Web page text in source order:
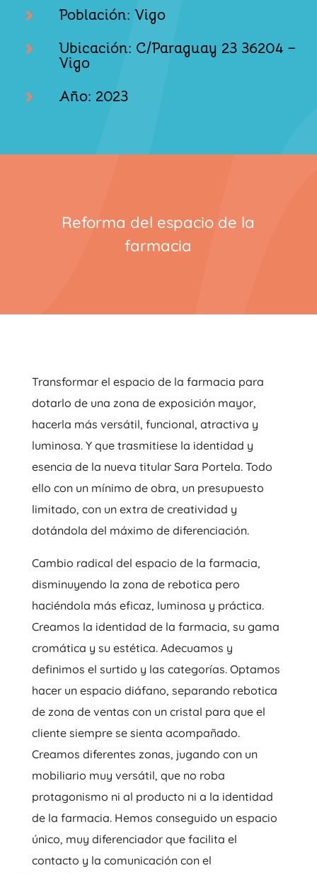
 Población: Vigo

Ubicación: C/Paraguay 23 36204 –
Vigo
 Año: 2023
Reforma del espacio de la
farmacia
Transformar el espacio de la farmacia para
dotarlo de una zona de exposición mayor,
hacerla más versátil, funcional, atractiva y
luminosa. Y que trasmitiese la identidad y
esencia de la nueva titular Sara Portela. Todo
ello con un mínimo de obra, un presupuesto
limitado, con un extra de creatividad y
dotándola del máximo de diferenciación.
Cambio radical del espacio de la farmacia,
disminuyendo la zona de rebotica pero
haciéndola más eficaz, luminosa y práctica.
Creamos la identidad de la farmacia, su gama
cromática y su estética. Adecuamos y
definimos el surtido y las categorías. Optamos
hacer un espacio diáfano, separando rebotica
de zona de ventas con un cristal para que el
cliente siempre se sienta acompañado.
Creamos diferentes zonas, jugando con un
mobiliario muy versátil, que no roba
protagonismo ni al producto ni a la identidad
de la farmacia. Hemos conseguido un espacio
único, muy diferenciador que facilita el
contacto y la comunicación con el